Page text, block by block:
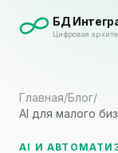
БД
Цифровая
Главная/Блог/
AI для малого
AI И